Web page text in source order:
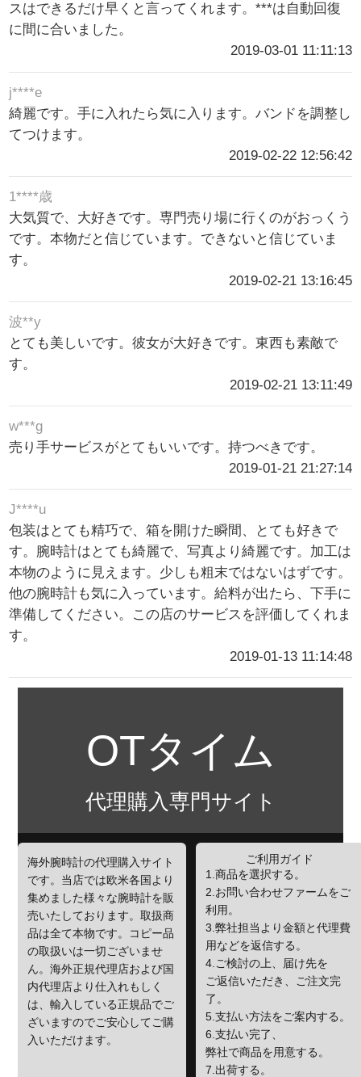
スはできるだけ早くと言ってくれます。***は自動回復
に間に合いました。
2019-03-01 11:11:13
j****e
綺麗です。手に入れたら気に入ります。バンドを調整し
てつけます。
2019-02-22 12:56:42
1****歳
大気質で、大好きです。専門売り場に行くのがおっくう
です。本物だと信じています。できないと信じていま
す。
2019-02-21 13:16:45
波**y
とても美しいです。彼女が大好きです。東西も素敵で
す。
2019-02-21 13:11:49
w***g
売り手サービスがとてもいいです。持つべきです。
2019-01-21 21:27:14
J****u
包装はとても精巧で、箱を開けた瞬間、とても好きで
す。腕時計はとても綺麗で、写真より綺麗です。加工は
本物のように見えます。少しも粗末ではないはずです。
他の腕時計も気に入っています。給料が出たら、下手に
準備してください。この店のサービスを評価してくれま
す。
2019-01-13 11:14:48
OTタイム
代理購入専門サイト
海外腕時計の代理購入サイト
です。当店では欧米各国より
集めました様々な腕時計を販
売いたしております。取扱商
品は全て本物です。コピー品
の取扱いは一切ございませ
ん。海外正規代理店および国
内代理店より仕入れもしく
は、輸入している正規品でご
ざいますのでご安心してご購
入いただけます。
ご利用ガイド
1.商品を選択する。
2.お問い合わせファームをご
利用。
3.弊社担当より金額と代理費
用などを返信する。
4.ご検討の上、届け先を
ご返信いただき、ご注文完
了。
5.支払い方法をご案内する。
6.支払い完了、
弊社で商品を用意する。
7.出荷する。